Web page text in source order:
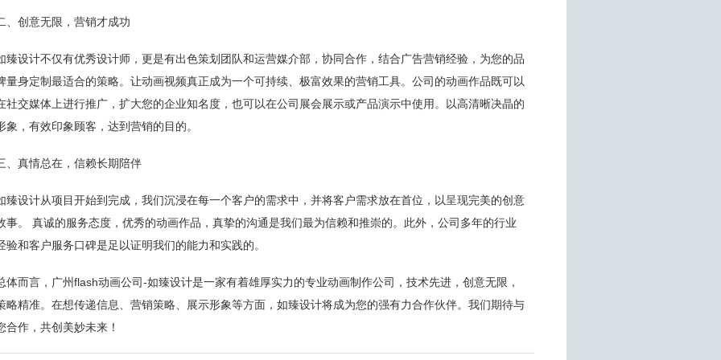
、创意无限，营销才成功
臻设计不仅有优秀设计师，更是有出色策划团队和运营媒介部，协同合作，结合广告营销经验，为您的品
量身定制最适合的策略。让动画视频真正成为一个可持续、极富效果的营销工具。公司的动画作品既可以
社交媒体上进行推广，扩大您的企业知名度，也可以在公司展会展示或产品演示中使用。以高清晰决晶的
象，有效印象顾客，达到营销的目的。
、真情总在，信赖长期陪伴
臻设计从项目开始到完成，我们沉浸在每一个客户的需求中，并将客户需求放在首位，以呈现完美的创意
事。 真诚的服务态度，优秀的动画作品，真挚的沟通是我们最为信赖和推崇的。此外，公司多年的行业
验和客户服务口碑是足以证明我们的能力和实践的。
体而言，广州flash动画公司-如臻设计是一家有着雄厚实力的专业动画制作公司，技术先进，创意无限，
略精准。在想传递信息、营销策略、展示形象等方面，如臻设计将成为您的强有力合作伙伴。我们期待与
合作，共创美妙未来！